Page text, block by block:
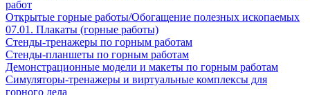
работ
Открытые горные работы/Обогащение полезных ископаемых
07.01. Плакаты (горные работы)
Стенды-тренажеры по горным работам
Стенды-планшеты по горным работам
Демонстрационные модели и макеты по горным работам
Симуляторы-тренажеры и виртуальные комплексы для
горного дела